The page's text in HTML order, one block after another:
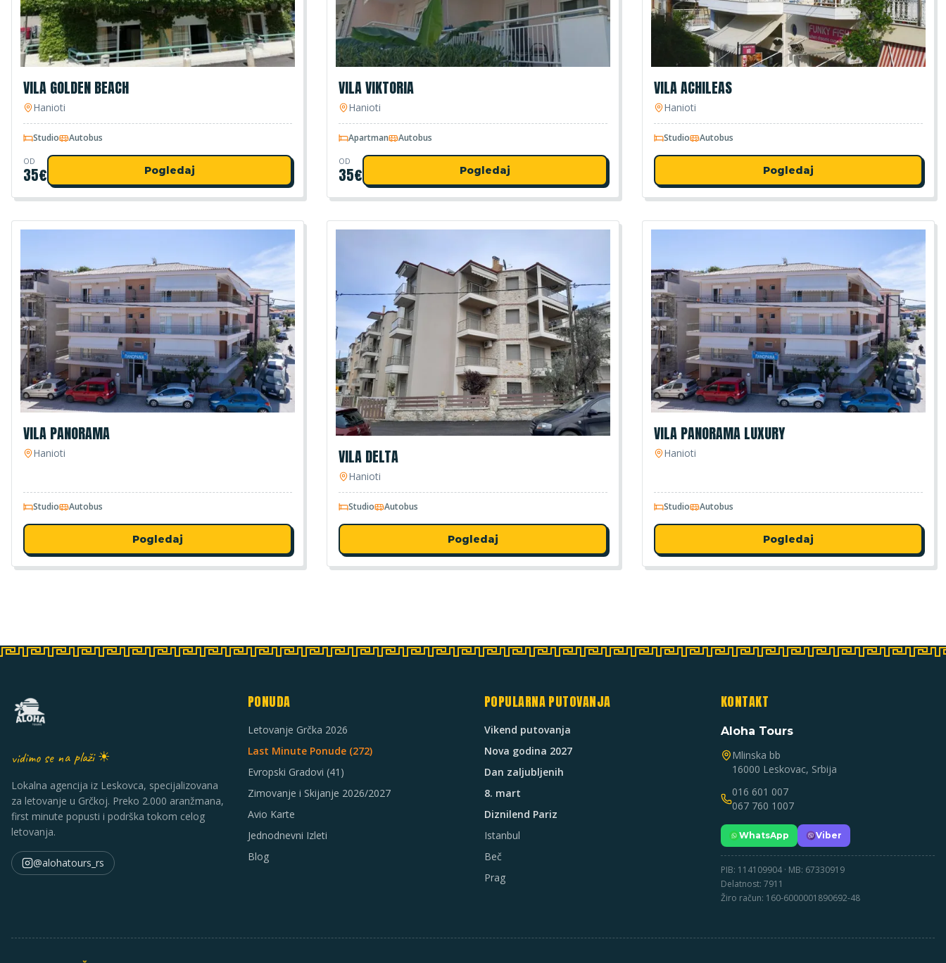
VILA GOLDEN BEACH
Hanioti
Studio Autobus
OD
35€ Pogledaj
VILA VIKTORIA
Hanioti
Apartman Autobus
OD
35€ Pogledaj
VILA ACHILEAS
Hanioti
Studio Autobus
Pogledaj
VILA PANORAMA
Hanioti
Studio Autobus
Pogledaj
VILA DELTA
Hanioti
Studio Autobus
Pogledaj
VILA PANORAMA LUXURY
Hanioti
Studio Autobus
Pogledaj
vidimo se na plaži ☀
Lokalna agencija iz Leskovca, specijalizovana
za letovanje u Grčkoj. Preko 2.000 aranžmana,
first minute popusti i podrška tokom celog
letovanja.
@alohatours_rs
PONUDA
Letovanje Grčka 2026
Last Minute Ponude (272)
Evropski Gradovi (41)
Zimovanje i Skijanje 2026/2027
Avio Karte
Jednodnevni Izleti
Blog
POPULARNA PUTOVANJA
Vikend putovanja
Nova godina 2027
Dan zaljubljenih
8. mart
Diznilend Pariz
Istanbul
Beč
Prag
KONTAKT
Aloha Tours
Mlinska bb
16000 Leskovac, Srbija
016 601 007
067 760 1007
WhatsApp Viber
PIB: 114109904 · MB: 67330919
Delatnost: 7911
Žiro račun: 160-6000001890692-48